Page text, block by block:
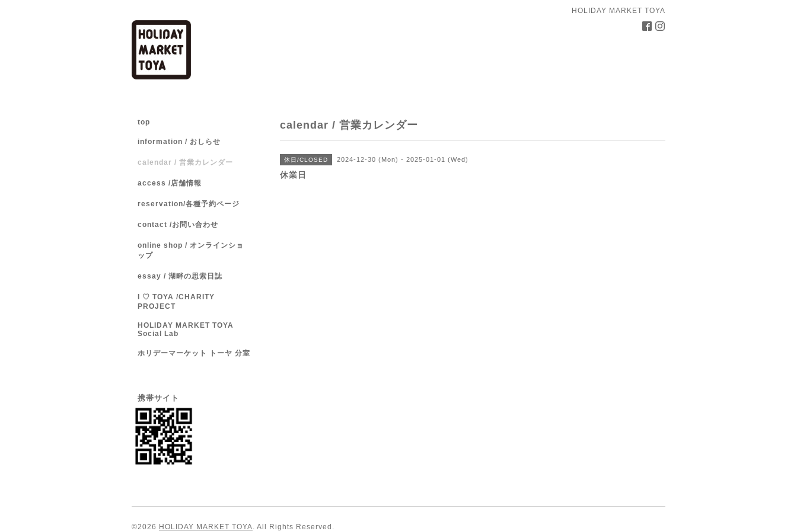
HOLIDAY MARKET TOYA
calendar / 営業カレンダー
休日/CLOSED 2024-12-30 (Mon) - 2025-01-01 (Wed)
休業日
top
information / おしらせ
calendar / 営業カレンダー
access /店舗情報
reservation/各種予約ページ
contact /お問い合わせ
online shop / オンラインショ
ップ
essay / 湖畔の思索日誌
I ♡ TOYA /CHARITY
PROJECT
HOLIDAY MARKET TOYA
Social Lab
ホリデーマーケット トーヤ 分室
携帯サイト
©2026 HOLIDAY MARKET TOYA. All Rights Reserved.